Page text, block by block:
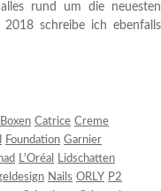
rund um die neuesten
2018 schreibe ich ebenfalls
Boxen Catrice Creme
Foundation Garnier
L'Oréal
Lidschatten
Nails ORLY P2